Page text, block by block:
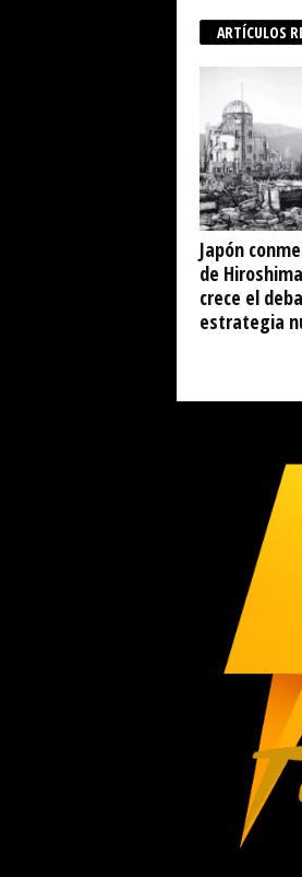
ARTÍCULOS
Japón
de
crece el
estrategia